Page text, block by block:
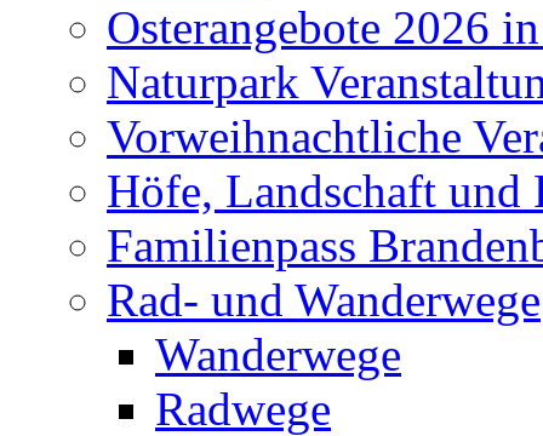
Osterangebote 2026
Naturpark
Vorweihnachtliche
Höfe, Landschaft und
Familienpass
Rad- und Wanderwege
Wanderwege
Radwege